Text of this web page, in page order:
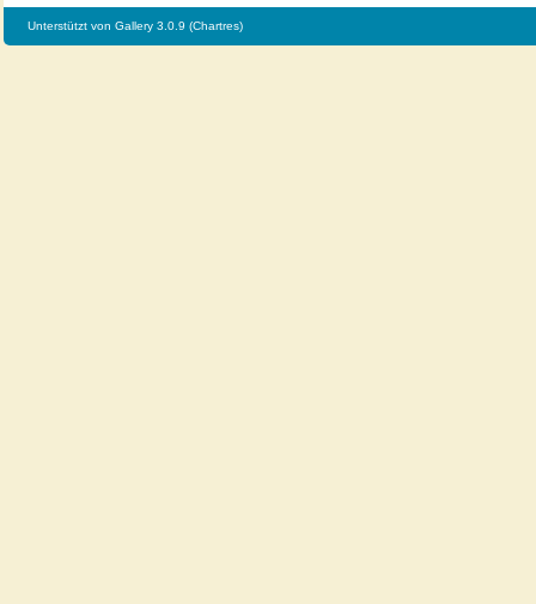
Unterstützt von Gallery 3.0.9 (Chartres)